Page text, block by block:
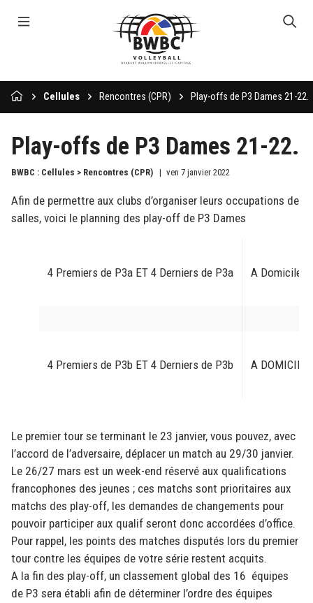
Cellules Rencontres (CPR) Play-offs de P3 Dames 21-22.
Play-offs de P3 Dames 21-22.
BWBC : Cellules > Rencontres (CPR) ven 7 janvier 2022
Afin de permettre aux clubs d’organiser leurs occupations de
salles, voici le planning des play-off de P3 Dames
4 Premiers de P3a ET 4 Derniers de P3a A Domicile
4 Premiers de P3b ET 4 Derniers de P3b A DOMICILE
Le premier tour se terminant le 23 janvier, vous pouvez, avec
l’accord de l’adversaire, déplacer un match au 29/30 janvier.
Le 26/27 mars est un week-end réservé aux qualifications
francophones des jeunes ; ces matchs sont prioritaires aux
matchs des play-off, les demandes de changements pour
pouvoir participer aux qualif seront donc accordées d’office.
Pour rappel, les points des matches disputés lors du premier
tour contre les équipes de votre série restent acquits.
A la fin des play-off, un classement global des 16 équipes
de P3 sera établi afin de déterminer l’ordre des équipes